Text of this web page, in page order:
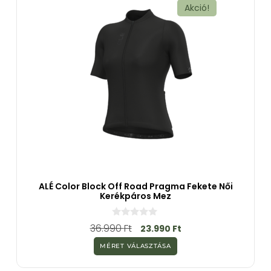
Akció!
ALÉ Color Block Off Road Pragma Fekete Női
Kerékpáros Mez
0
a
5
-
b
36.990Ft 23.990 Ft
MÉRET VÁLASZTÁSA